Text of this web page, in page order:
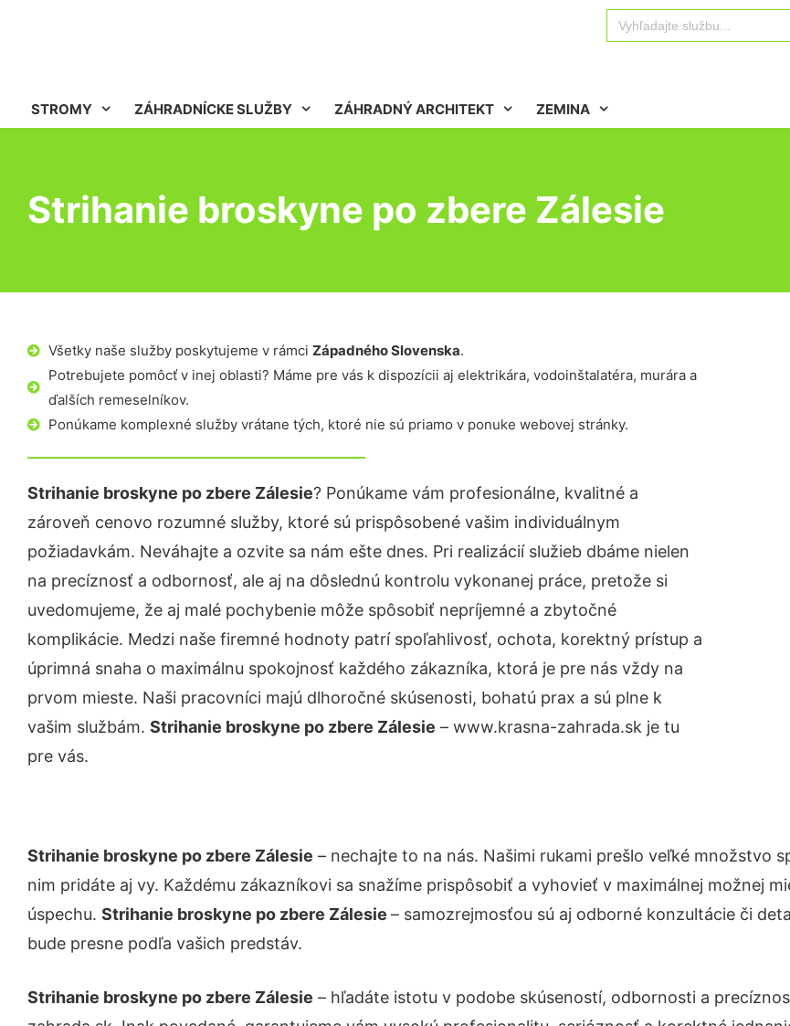
Search
for:
STROMY ZÁHRADNÍCKE SLUŽBY ZÁHRADNÝ ARCHITEKT ZEMINA
Strihanie broskyne po zbere Zálesie
Všetky naše služby poskytujeme v rámci Západného Slovenska.
Potrebujete pomôcť v inej oblasti? Máme pre vás k dispozícii aj elektrikára, vodoinštalatéra, murára a
ďalších remeselníkov.
Ponúkame komplexné služby vrátane tých, ktoré nie sú priamo v ponuke webovej stránky.
Strihanie broskyne po zbere Zálesie? Ponúkame vám profesionálne, kvalitné a
zároveň cenovo rozumné služby, ktoré sú prispôsobené vašim individuálnym
požiadavkám. Neváhajte a ozvite sa nám ešte dnes. Pri realizácií služieb dbáme nielen
na precíznosť a odbornosť, ale aj na dôslednú kontrolu vykonanej práce, pretože si
uvedomujeme, že aj malé pochybenie môže spôsobiť nepríjemné a zbytočné
komplikácie. Medzi naše firemné hodnoty patrí spoľahlivosť, ochota, korektný prístup a
úprimná snaha o maximálnu spokojnosť každého zákazníka, ktorá je pre nás vždy na
prvom mieste. Naši pracovníci majú dlhoročné skúsenosti, bohatú prax a sú plne k
vašim službám. Strihanie broskyne po zbere Zálesie – www.krasna-zahrada.sk je tu
pre vás.
Strihanie broskyne po zbere Zálesie – nechajte to na nás. Našimi rukami prešlo veľké množstvo
nim pridáte aj vy. Každému zákazníkovi sa snažíme prispôsobiť a vyhovieť v maximálnej možnej
úspechu. Strihanie broskyne po zbere Zálesie – samozrejmosťou sú aj odborné konzultácie či
bude presne podľa vašich predstáv.
Strihanie broskyne po zbere Zálesie – hľadáte istotu v podobe skúseností, odbornosti a